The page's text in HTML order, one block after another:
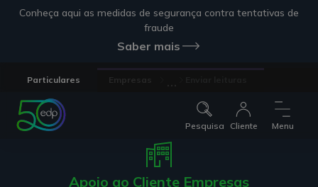
Conheça aqui as medidas de segurança contra tentativas de
fraude
Saber mais
Particulares
Pesquisa Cliente Menu
Apoio ao Cliente Empresas